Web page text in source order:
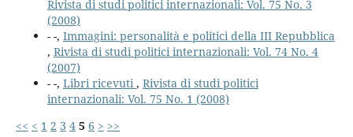
Rivista di studi politici internazionali: Vol. 75 No. 3
(2008)
- -, Immagini: personalità e politici della III Repubblica
, Rivista di studi politici internazionali: Vol. 74 No. 4
(2007)
- -, Libri ricevuti, Rivista di studi politici
internazionali: Vol. 75 No. 1 (2008)
<< < 1 2 3 4 5 6 > >>